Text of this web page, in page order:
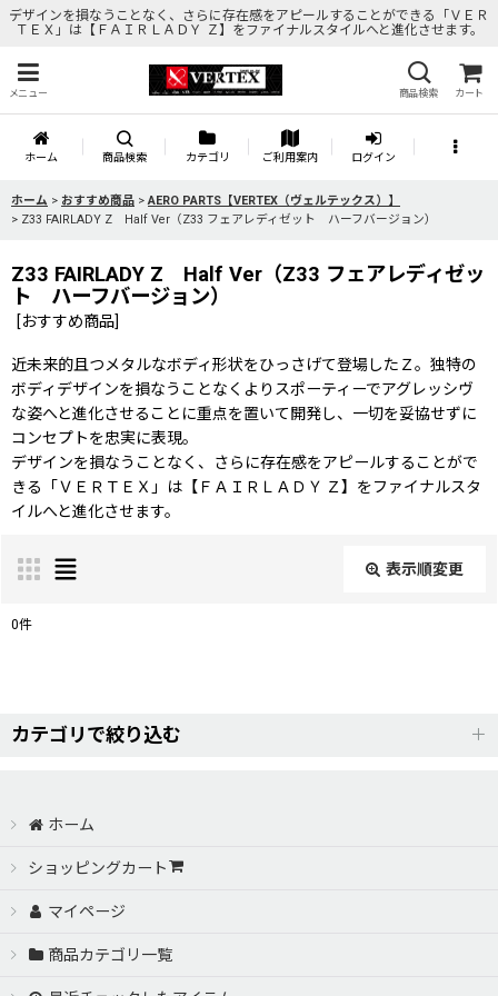
デザインを損なうことなく、さらに存在感をアピールすることができる「ＶＥＲ
ＴＥＸ」は【ＦＡＩＲＬＡＤＹ Ｚ】をファイナルスタイルへと進化させます。
メニュー 商品検索 カート
ホーム 商品検索 カテゴリ ご利用案内 ログイン
ホーム > おすすめ商品 > AERO PARTS【VERTEX（ヴェルテックス）】
> Z33 FAIRLADY Z Half Ver（Z33 フェアレディゼット ハーフバージョン）
Z33 FAIRLADY Z Half Ver（Z33 フェアレディゼッ
ト ハーフバージョン）
[おすすめ商品]
近未来的且つメタルなボディ形状をひっさげて登場したＺ。独特の
ボディデザインを損なうことなくよりスポーティーでアグレッシヴ
な姿へと進化させることに重点を置いて開発し、一切を妥協せずに
コンセプトを忠実に表現。
デザインを損なうことなく、さらに存在感をアピールすることがで
きる「ＶＥＲＴＥＸ」は【ＦＡＩＲＬＡＤＹ Ｚ】をファイナルスタ
イルへと進化させます。
表示順変更
並び順 :
0件
カテゴリで絞り込む
TOYOTA ZN6 86（トヨタ ZN6ハチロク）
JZZ/UZZ 30.31 SOARER （30系ソアラ）
ホーム
ショッピングカート
マイページ
商品カテゴリ一覧